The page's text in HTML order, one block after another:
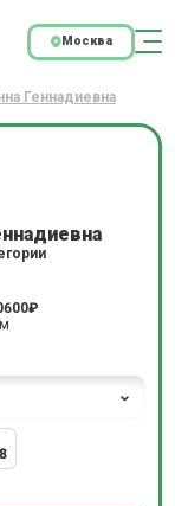
Москва
Геннадиевна